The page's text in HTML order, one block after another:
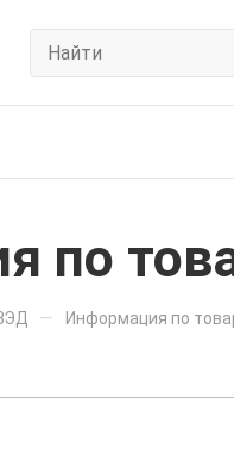
по
— Информация по